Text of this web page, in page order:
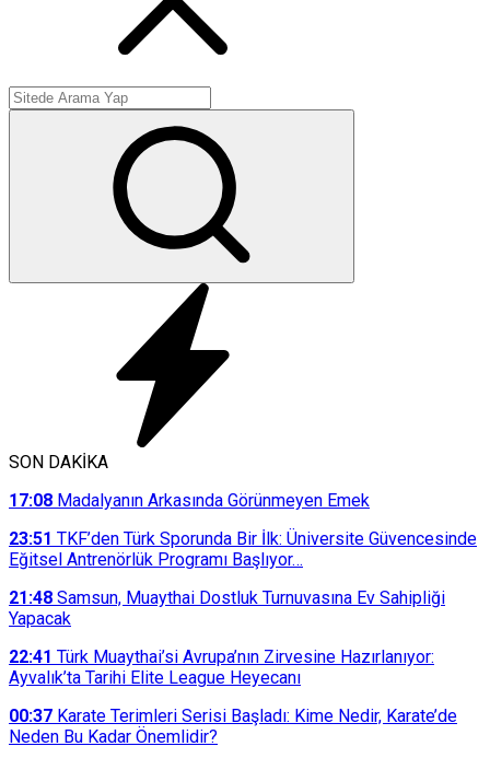
SON DAKİKA
17:08 Madalyanın Arkasında Görünmeyen Emek
23:51 TKF’den Türk Sporunda Bir İlk: Üniversite Güvencesinde
Eğitsel Antrenörlük Programı Başlıyor…
21:48 Samsun, Muaythai Dostluk Turnuvasına Ev Sahipliği
Yapacak
22:41 Türk Muaythai’si Avrupa’nın Zirvesine Hazırlanıyor:
Ayvalık’ta Tarihi Elite League Heyecanı
00:37 Karate Terimleri Serisi Başladı: Kime Nedir, Karate’de
Neden Bu Kadar Önemlidir?